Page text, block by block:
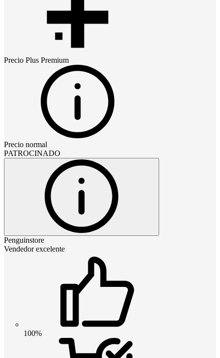
Precio Plus Premium
Precio normal
PATROCINADO
Penguinstore
Vendedor excelente
100%